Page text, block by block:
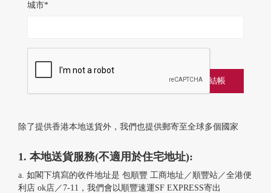
城市*
除了提供香港本地送貨外，我們也提供郵寄至全球多個國家
1. 本地送貨服務(不適用於住宅地址):
a. 如閣下填寫的收件地址是 包順豐 工商地址／順豐站／全港便
利店 ok店／7-11，我們會以順豐速運SF EXPRESS寄出